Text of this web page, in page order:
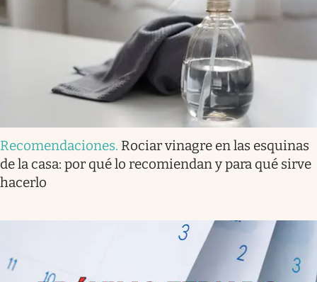
Recomendaciones. Rociar vinagre en las esquinas
de la casa: por qué lo recomiendan y para qué sirve
hacerlo